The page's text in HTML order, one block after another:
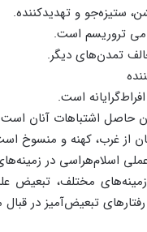
ستیزه‌جو و تهدید‌کننده.
تروریسم است.
تمدن‌های دیگر.
است.
حاصل اشتباهات آنان
از غرب، کهنه و منسوخ
مختلف، تبعیض
تبعیض‌آمیز در